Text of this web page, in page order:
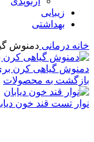
زیبایی
بهداشتی
خانه درمانی دمنوش
دمنوش گیاهی کرن بری 111 بسته 20
بازگشت به محصولات
نوار تست قند خون دیابان